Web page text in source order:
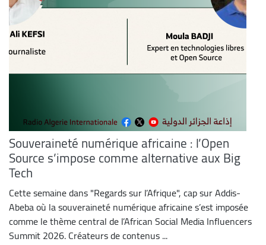
Souveraineté numérique africaine : l’Open
Source s’impose comme alternative aux Big
Tech
Cette semaine dans "Regards sur l’Afrique", cap sur Addis-
Abeba où la souveraineté numérique africaine s’est imposée
comme le thème central de l’African Social Media Influencers
Summit 2026. Créateurs de contenus ...